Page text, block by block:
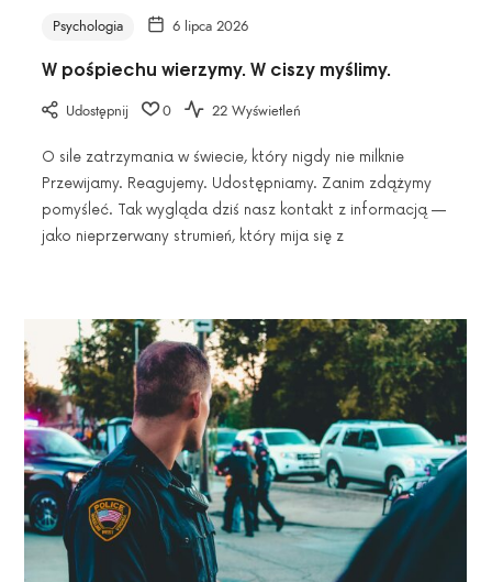
wykryć
Psychologia 6 lipca 2026
W pośpiechu wierzymy. W ciszy myślimy.
Udostępnij 0 22 Wyświetleń
O sile zatrzymania w świecie, który nigdy nie milknie
Przewijamy. Reagujemy. Udostępniamy. Zanim zdążymy
pomyśleć. Tak wygląda dziś nasz kontakt z informacją —
jako nieprzerwany strumień, który mija się z